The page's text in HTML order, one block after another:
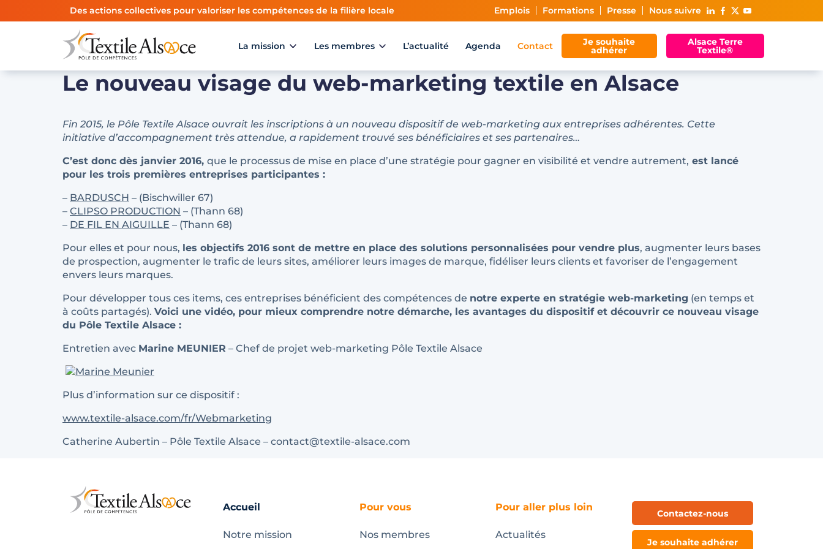
Des actions collectives pour valoriser les compétences de la filière locale Emplois Formations Presse Nous suivre
La mission Les membres L’actualité Agenda Contact Je souhaite
adhérer
Alsace Terre
Textile®
Le nouveau visage du web-marketing textile en Alsace
Fin 2015, le Pôle Textile Alsace ouvrait les inscriptions à un nouveau dispositif de web-marketing aux entreprises adhérentes. Cette
initiative d’accompagnement très attendue, a rapidement trouvé ses bénéficiaires et ses partenaires…
C’est donc dès janvier 2016, que le processus de mise en place d’une stratégie pour gagner en visibilité et vendre autrement, est lancé
pour les trois premières entreprises participantes :
– BARDUSCH – (Bischwiller 67)
– CLIPSO PRODUCTION – (Thann 68)
– DE FIL EN AIGUILLE – (Thann 68)
Pour elles et pour nous, les objectifs 2016 sont de mettre en place des solutions personnalisées pour vendre plus, augmenter leurs bases
de prospection, augmenter le trafic de leurs sites, améliorer leurs images de marque, fidéliser leurs clients et favoriser de l’engagement
envers leurs marques.
Pour développer tous ces items, ces entreprises bénéficient des compétences de notre experte en stratégie web-marketing (en temps et
à coûts partagés). Voici une vidéo, pour mieux comprendre notre démarche, les avantages du dispositif et découvrir ce nouveau visage
du Pôle Textile Alsace :
Entretien avec Marine MEUNIER – Chef de projet web-marketing Pôle Textile Alsace
Plus d’information sur ce dispositif :
www.textile-alsace.com/fr/Webmarketing
Catherine Aubertin – Pôle Textile Alsace – contact@textile-alsace.com
Accueil
Notre mission
Pour vous
Nos membres
Pour aller plus loin
Actualités
Contactez-nous
Je souhaite adhérer
Panneau de gestion des cookies